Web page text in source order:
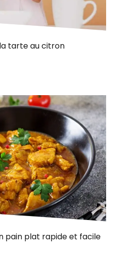
tarte au citron
pain plat rapide et facile